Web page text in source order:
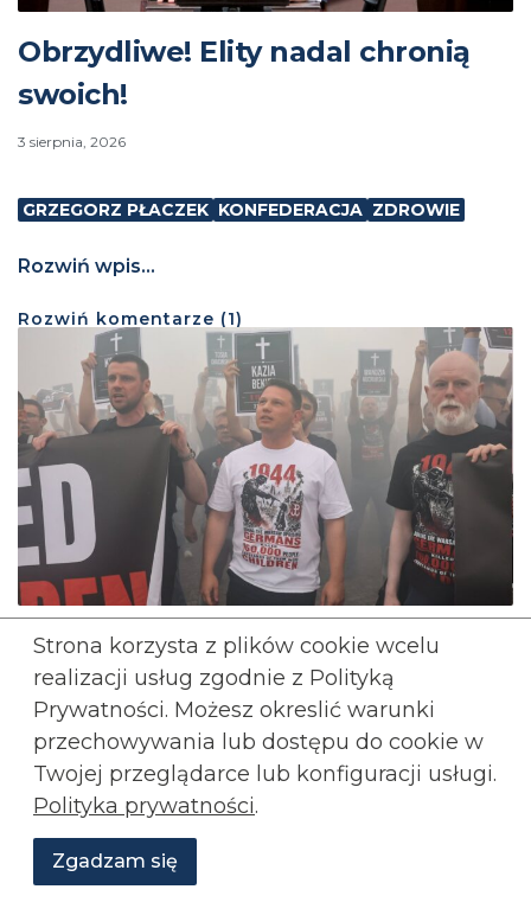
Obrzydliwe! Elity nadal chronią
swoich!
3 sierpnia, 2026
GRZEGORZ PŁACZEK KONFEDERACJA ZDROWIE
Rozwiń wpis...
Rozwiń komentarze (1)
Wyjaśnijmy sobie coś!
3 sierpnia, 2026
JAN KAZIMIERZ ADAMCZYK
KONFEDERACJA
SŁAWOMIR MENTZEN
Rozwiń wpis...
Strona korzysta z plików cookie wcelu
realizacji usług zgodnie z Polityką
Prywatności. Możesz okreslić warunki
przechowywania lub dostępu do cookie w
Twojej przeglądarce lub konfiguracji usługi.
Polityka prywatności.
Zgadzam się